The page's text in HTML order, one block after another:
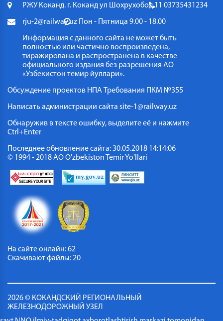
РЖУ Коканд. г. Коканд ул Шохрухобод 11 03735431234
rju-2@railway.uz Пон - Пятница 9.00 - 18.00
Информация с данного сайта не может быть
полностью или частично воспроизведена,
тиражирована и распространена в качестве
официального издания без разрешения АО
«Узбекистон темир йуллари».
Обсуждение проектов НПАТребования ПКМ №355
Написать администрации сайта site-1@railway.uz
Обнаружив в тексте ошибку, выделите её и нажмите
Ctrl+Enter
Последнее обновление сайта: 30.05.2018 14:14:06
© 1994 - 2018 АО O'zbekiston Temir Yo'llari
На сайте онлайн: 62
Скачивают файлы: 20
2026 © КОКАНДСКИЙ РЕГИОНАЛЬНЫЙ
ЖЕЛЕЗНОДОРОЖНЫЙ УЗЕЛ